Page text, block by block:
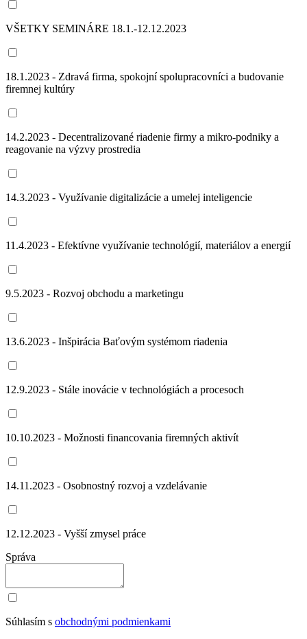
VŠETKY SEMINÁRE 18.1.-12.12.2023
18.1.2023 - Zdravá firma, spokojní spolupracovníci a budovanie
firemnej kultúry
14.2.2023 - Decentralizované riadenie firmy a mikro-podniky a
reagovanie na výzvy prostredia
14.3.2023 - Využívanie digitalizácie a umelej inteligencie
11.4.2023 - Efektívne využívanie technológií, materiálov a energií
9.5.2023 - Rozvoj obchodu a marketingu
13.6.2023 - Inšpirácia Baťovým systémom riadenia
12.9.2023 - Stále inovácie v technológiách a procesoch
10.10.2023 - Možnosti financovania firemných aktivít
14.11.2023 - Osobnostný rozvoj a vzdelávanie
12.12.2023 - Vyšší zmysel práce
Správa
Súhlasím s obchodnými podmienkami